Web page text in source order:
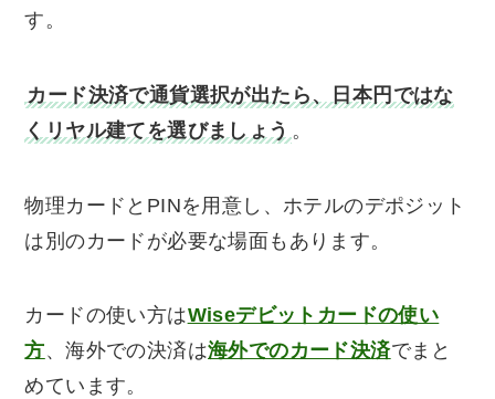
す。
カード決済で通貨選択が出たら、日本円ではな
くリヤル建てを選びましょう 。
物理カードとPINを用意し、ホテルのデポジット
は別のカードが必要な場面もあります。
カードの使い方はWiseデビットカードの使い
方、海外での決済は海外でのカード決済でまと
めています。